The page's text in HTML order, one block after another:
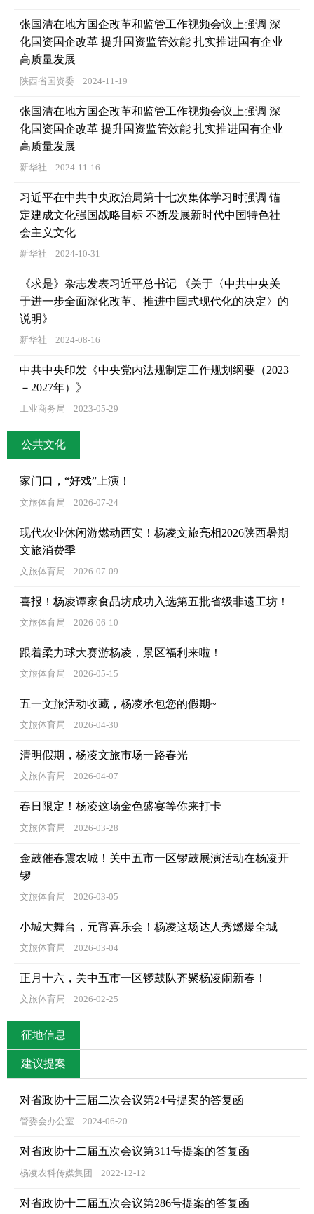
张国清在地方国企改革和监管工作视频会议上强调 深
化国资国企改革 提升国资监管效能 扎实推进国有企业
高质量发展
陕西省国资委 2024-11-19
张国清在地方国企改革和监管工作视频会议上强调 深
化国资国企改革 提升国资监管效能 扎实推进国有企业
高质量发展
新华社 2024-11-16
习近平在中共中央政治局第十七次集体学习时强调 锚
定建成文化强国战略目标 不断发展新时代中国特色社
会主义文化
新华社 2024-10-31
《求是》杂志发表习近平总书记 《关于〈中共中央关
于进一步全面深化改革、推进中国式现代化的决定〉的
说明》
新华社 2024-08-16
中共中央印发《中央党内法规制定工作规划纲要（2023
－2027年）》
工业商务局 2023-05-29
公共文化
家门口，“好戏”上演！
文旅体育局 2026-07-24
现代农业休闲游燃动西安！杨凌文旅亮相2026陕西暑期
文旅消费季
文旅体育局 2026-07-09
喜报！杨凌谭家食品坊成功入选第五批省级非遗工坊！
文旅体育局 2026-06-10
跟着柔力球大赛游杨凌，景区福利来啦！
文旅体育局 2026-05-15
五一文旅活动收藏，杨凌承包您的假期~
文旅体育局 2026-04-30
清明假期，杨凌文旅市场一路春光
文旅体育局 2026-04-07
春日限定！杨凌这场金色盛宴等你来打卡
文旅体育局 2026-03-28
金鼓催春震农城！关中五市一区锣鼓展演活动在杨凌开
锣
文旅体育局 2026-03-05
小城大舞台，元宵喜乐会！杨凌这场达人秀燃爆全城
文旅体育局 2026-03-04
正月十六，关中五市一区锣鼓队齐聚杨凌闹新春！
文旅体育局 2026-02-25
征地信息
建议提案
对省政协十三届二次会议第24号提案的答复函
管委会办公室 2024-06-20
对省政协十二届五次会议第311号提案的答复函
杨凌农科传媒集团 2022-12-12
对省政协十二届五次会议第286号提案的答复函